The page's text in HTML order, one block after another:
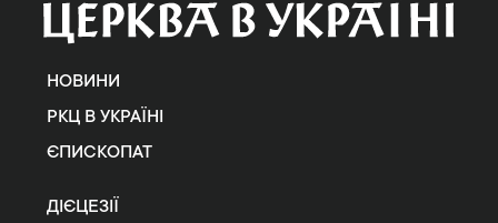
НОВИНИ
РКЦ В УКРАЇНІ
ЄПИСКОПАТ
ДІЄЦЕЗІЇ